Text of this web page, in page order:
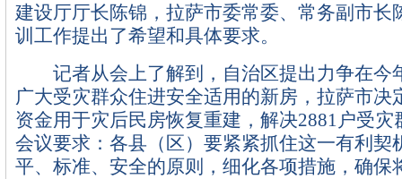
建设厅厅长陈锦，拉萨市委常委、常务副市长
训工作提出了希望和具体要求。
记者从会上了解到，自治区提出力争在今
广大受灾群众住进安全适用的新房，拉萨市决
资金用于灾后民房恢复重建，解决2881户受灾
会议要求：各县（区）要紧紧抓住这一有利契
平、标准、安全的原则，细化各项措施，确保